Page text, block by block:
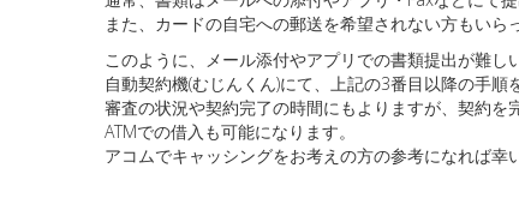
また、カードの自宅への郵送を希望されない方もいら
このように、メール添付やアプリでの書類提出が難
自動契約機(むじんくん)にて、上記の3番目以降の手順
審査の状況や契約完了の時間にもよりますが、契約
ATMでの借入も可能になります。
アコムでキャッシングをお考えの方の参考になれば幸